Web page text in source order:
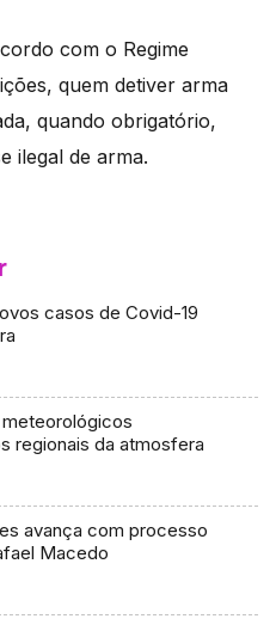
com o Regime
quem detiver arma
quando obrigatório,
ilegal de arma.
casos de Covid-19
regionais da atmosfera
avança com processo
Macedo